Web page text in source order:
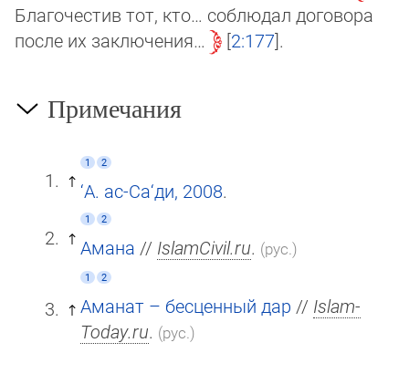
Благочестив тот, кто… соблюдал договора
после их заключения…
2:177 .
Примечания
1 2
‘А. ас-Са‘ди, 2008.
1 2
Амана // IslamCivil.ru. (рус.)
1 2
Аманат – бесценный дар // Islam-
Today.ru. (рус.)